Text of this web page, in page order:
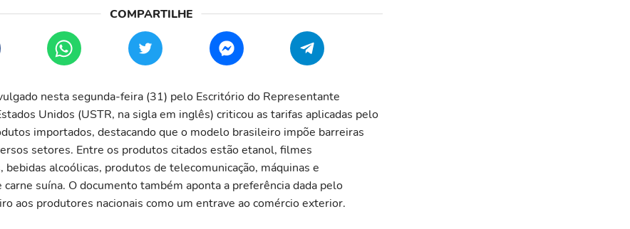
nesta segunda-feira (31) pelo Escritório do Representante
Unidos (USTR, na sigla em inglês) criticou as tarifas aplicadas pelo
importados, destacando que o modelo brasileiro impõe barreiras
setores. Entre os produtos citados estão etanol, filmes
bebidas alcoólicas, produtos de telecomunicação, máquinas e
suína. O documento também aponta a preferência dada pelo
aos produtores nacionais como um entrave ao comércio exterior.